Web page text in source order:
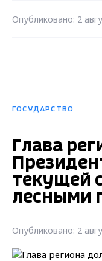
Опубликовано: 2
ГОСУДАРСТВО
Глава
текущей
лесными
Опубликовано: 2